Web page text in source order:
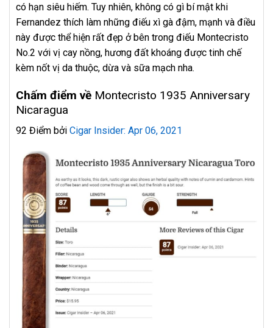
có hạn siêu hiếm. Tuy nhiên, không có gì bí mật khi
Fernandez thích làm những điếu xì gà đậm, mạnh và điều
này được thể hiện rất đẹp ở bên trong điếu Montecristo
No.2 với vị cay nồng, hương đất khoáng được tinh chế
kèm nốt vị da thuộc, dừa và sữa mạch nha.
Chấm điểm về Montecristo 1935 Anniversary
Nicaragua
92 Điểm bởi Cigar Insider: Apr 06, 2021